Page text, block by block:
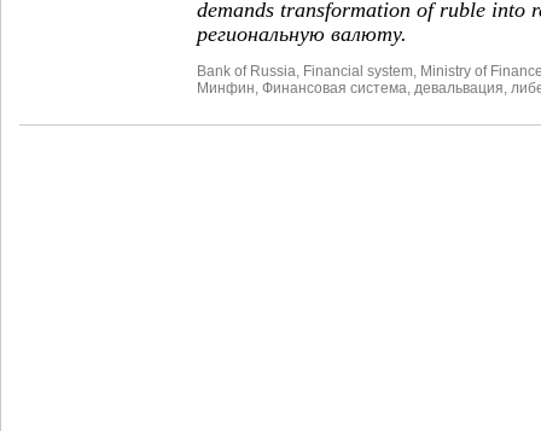
demands transformation of ruble into
региональную валюту.
Bank of Russia Financial system Ministry of
Минфин Финансовая система девальвация